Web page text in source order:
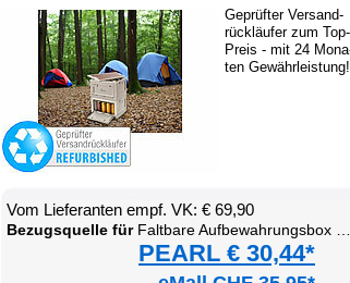
Ge­prüf­ter Ver­sand­
rück­läu­fer zum Top-
Preis - mit 24
ten Ge­währ­leis­tung!
Vom Lie­fe­ran­ten empf. VK: € 69,90
Be­zugs­quel­le fürFalt­ba­re Auf­be­wah­rungs­box mit De­ckel, MDF-Ab­la­ge und seit­li­chen Klap­pen
PEARL € 30,44*